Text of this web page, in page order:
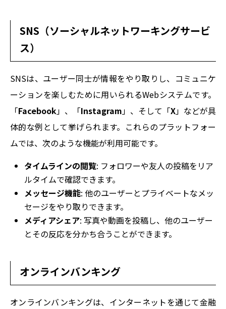
SNS（ソーシャルネットワーキングサービ
ス）
SNSは、ユーザー同士が情報をやり取りし、コミュニケ
ーションを楽しむために用いられるWebシステムです。
「Facebook」、「Instagram」、そして「X」などが具
体的な例として挙げられます。これらのプラットフォー
ムでは、次のような機能が利用可能です。
タイムラインの閲覧: フォロワーや友人の投稿をリア
ルタイムで確認できます。
メッセージ機能: 他のユーザーとプライベートなメッ
セージをやり取りできます。
メディアシェア: 写真や動画を投稿し、他のユーザー
とその反応を分かち合うことができます。
オンラインバンキング
オンラインバンキングは、インターネットを通じて金融